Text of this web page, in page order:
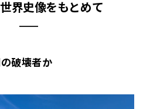
界史像をもとめて
破壊者か